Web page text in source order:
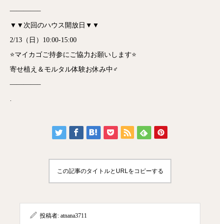
————–
▼▼次回のハウス開放日▼▼
2/13（日）10:00-15:00
⭐️マイカゴご持参にご協力お願いします⭐️
寄せ植え＆モルタル体験お休み中‍♂️
————–
.
この記事のタイトルとURLをコピーする
投稿者: atnana3711